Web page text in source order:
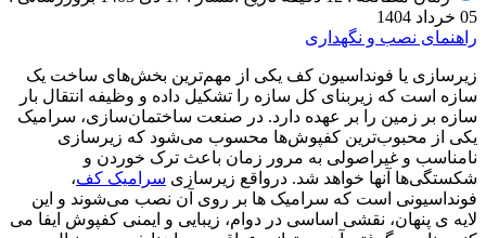
05 خرداد 1404
راهنمای نصب و نگهداری
زیرسازی یا فونداسیون کف یکی از مهم‌ترین بخش‌های ساخت یک
سازه است که زیربنای کل سازه را تشکیل داده و وظیفه انتقال بار
سازه بر زمین را بر عهده دارد. در صنعت ساختمان‌سازی، سرامیک
یکی از محبوب‌ترین کفپوش‌ها محسوب می‌شود که زیرسازی
نامناسب و غیراصولی به مرور زمان باعث ترک خوردن و
شکستگی‌ها آنها خواهد شد. درواقع زیرسازی سرامیک کف،
فونداسیونی است که سرامیک ها بر روی آن نصب می‌شوند و این
لایه ی پنهان، نقشی اساسی در دوام، زیبایی و ایمنی کفپوش ایفا می